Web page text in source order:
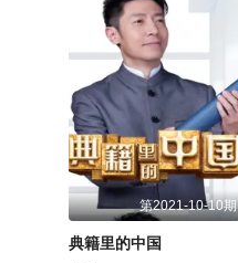
第2021-10-10期
典籍里的中国